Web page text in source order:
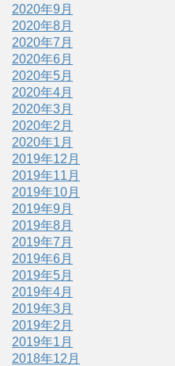
2020年9月
2020年8月
2020年7月
2020年6月
2020年5月
2020年4月
2020年3月
2020年2月
2020年1月
2019年12月
2019年11月
2019年10月
2019年9月
2019年8月
2019年7月
2019年6月
2019年5月
2019年4月
2019年3月
2019年2月
2019年1月
2018年12月